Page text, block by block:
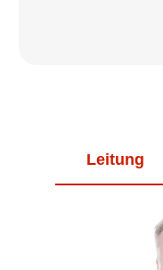
Leitung